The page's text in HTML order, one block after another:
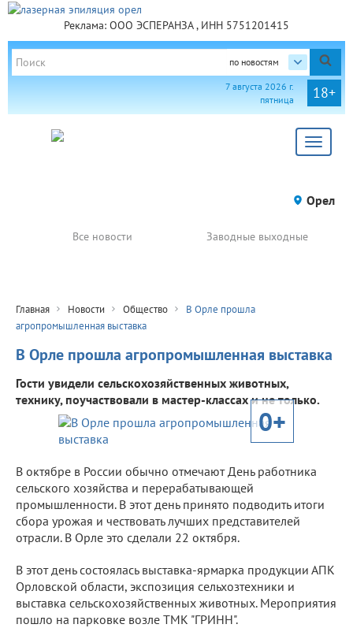
Реклама: ООО ЭСПЕРАНЗА , ИНН 5751201415
по новостям
18+
7 августа 2026 г.
пятница
Toggle
Орел
Все новости Заводные выходные
Главная Новости Общество
В Орле прошла
агропромышленная выставка
В Орле прошла агропромышленная выставка
Гости увидели сельскохозяйственных животных,
технику, поучаствовали в мастер-классах и не только.
0+
В октябре в России обычно отмечают День работника
сельского хозяйства и перерабатывающей
промышленности. В этот день принято подводить итоги
сбора урожая и чествовать лучших представителей
отрасли. В Орле это сделали 22 октября.
В этот день состоялась выставка-ярмарка продукции АПК
Орловской области, экспозиция сельхозтехники и
выставка сельскохозяйственных животных. Мероприятия
пошло на парковке возле ТМК "ГРИНН".